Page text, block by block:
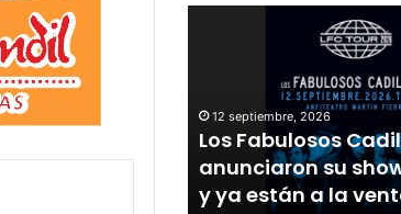
por
12 septiembre, 2026
Los Fabulosos
anunciaron su
y ya están a la